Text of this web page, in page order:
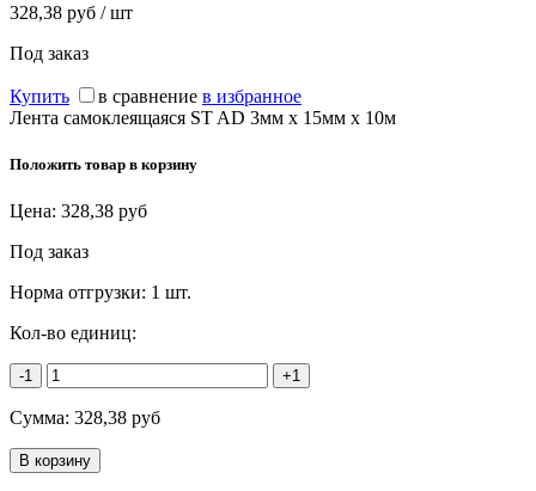
328,38 руб / шт
Под заказ
Купить в сравнение в избранное
Лента самоклеящаяся ST AD 3мм х 15мм х 10м
Положить товар в корзину
Цена: 328,38 руб
Под заказ
Норма отгрузки: 1 шт.
Кол-во единиц:
-1 +1
Сумма: 328,38 руб